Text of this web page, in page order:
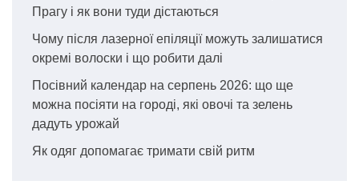
Прагу і як вони туди дістаються
Чому після лазерної епіляції можуть залишатися
окремі волоски і що робити далі
Посівний календар на серпень 2026: що ще
можна посіяти на городі, які овочі та зелень
дадуть урожай
Як одяг допомагає тримати свій ритм